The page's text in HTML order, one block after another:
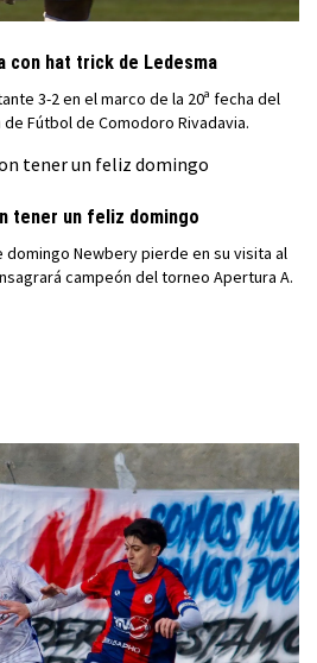
con hat trick de Ledesma
3-2 en el marco de la 20ª fecha del
Fútbol de Comodoro Rivadavia.
tener un feliz domingo
domingo Newbery pierde en su visita al
campeón del torneo Apertura A.